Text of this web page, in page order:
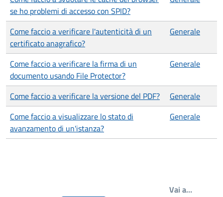
se ho problemi di accesso con SPID?
Come faccio a verificare l'autenticità di un
certificato anagrafico?
Generale
Come faccio a verificare la firma di un
documento usando File Protector?
Generale
Come faccio a verificare la versione del PDF?
Generale
Come faccio a visualizzare lo stato di
avanzamento di un'istanza?
Generale
Vai a…